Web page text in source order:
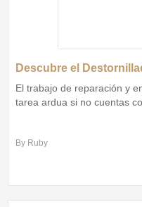
El trabajo de reparación y
tarea ardua si no cuentas
By Ruby